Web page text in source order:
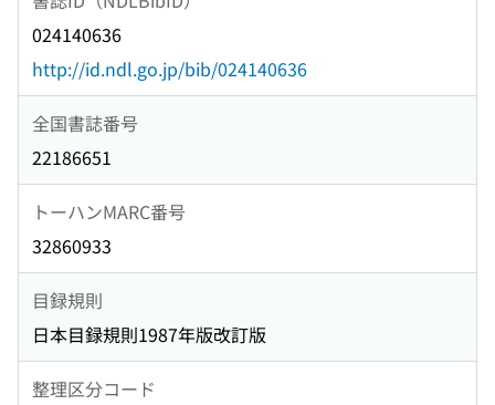
024140636
http://id.ndl.go.jp/bib/024140636
全国書誌番号
22186651
トーハンMARC番号
32860933
目録規則
日本目録規則1987年版改訂版
整理区分コード